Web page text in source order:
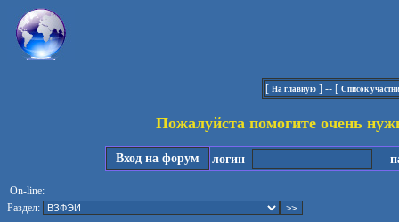
[ На главную ] -- [ Список
Пожалуйста помогите очень
Вход на форум логин
On-line:
Раздел: